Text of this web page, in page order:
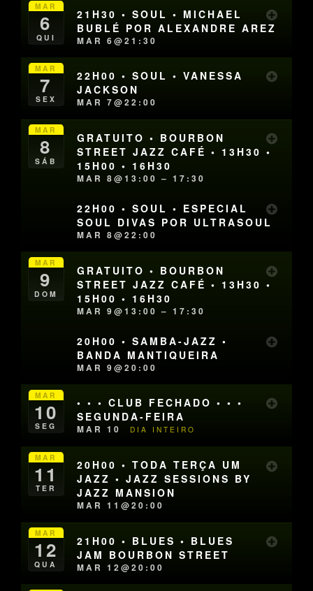
MAR
6
QUI
21H30 • SOUL • MICHAEL
BUBLÉ POR ALEXANDRE AREZ
MAR 6@21:30
MAR
7
SEX
22H00 • SOUL • VANESSA
JACKSON
MAR 7@22:00
MAR
8
SÁB
GRATUITO • BOURBON
STREET JAZZ CAFÉ • 13H30 •
15H00 • 16H30
MAR 8@13:00 – 17:30
22H00 • SOUL • ESPECIAL
SOUL DIVAS POR ULTRASOUL
MAR 8@22:00
MAR
9
DOM
GRATUITO • BOURBON
STREET JAZZ CAFÉ • 13H30 •
15H00 • 16H30
MAR 9@13:00 – 17:30
20H00 • SAMBA-JAZZ •
BANDA MANTIQUEIRA
MAR 9@20:00
MAR
10
SEG
• • • CLUB FECHADO • • •
SEGUNDA-FEIRA
MAR 10 DIA INTEIRO
MAR
11
TER
20H00 • TODA TERÇA UM
JAZZ • JAZZ SESSIONS BY
JAZZ MANSION
MAR 11@20:00
MAR
12
QUA
21H00 • BLUES • BLUES
JAM BOURBON STREET
MAR 12@20:00